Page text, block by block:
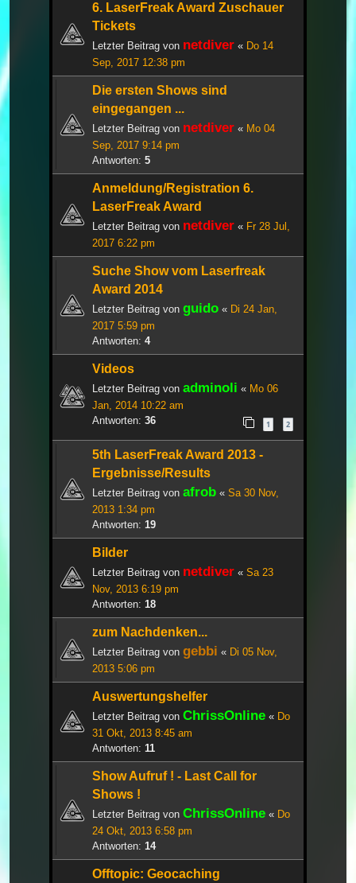
6. LaserFreak Award Zuschauer
Tickets
Letzter Beitrag von netdiver « Do 14
Sep, 2017 12:38 pm
Die ersten Shows sind
eingegangen ...
Letzter Beitrag von netdiver « Mo 04
Sep, 2017 9:14 pm
Antworten: 5
Anmeldung/Registration 6.
LaserFreak Award
Letzter Beitrag von netdiver « Fr 28 Jul,
2017 6:22 pm
Suche Show vom Laserfreak
Award 2014
Letzter Beitrag von guido « Di 24 Jan,
2017 5:59 pm
Antworten: 4
Videos
Letzter Beitrag von adminoli « Mo 06
Jan, 2014 10:22 am
Antworten: 36 1 2
5th LaserFreak Award 2013 -
Ergebnisse/Results
Letzter Beitrag von afrob « Sa 30 Nov,
2013 1:34 pm
Antworten: 19
Bilder
Letzter Beitrag von netdiver « Sa 23
Nov, 2013 6:19 pm
Antworten: 18
zum Nachdenken...
Letzter Beitrag von gebbi « Di 05 Nov,
2013 5:06 pm
Auswertungshelfer
Letzter Beitrag von ChrissOnline « Do
31 Okt, 2013 8:45 am
Antworten: 11
Show Aufruf ! - Last Call for
Shows !
Letzter Beitrag von ChrissOnline « Do
24 Okt, 2013 6:58 pm
Antworten: 14
Offtopic: Geocaching